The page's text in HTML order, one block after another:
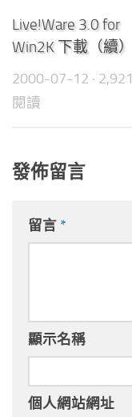
Live!Ware 3.0 for
Win2K 下載（續）
2000-07-12 ·
閱讀
發佈留言
留言 *
顯示名稱
個人網站網址